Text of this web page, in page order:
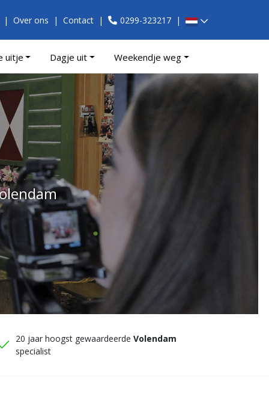
Over ons Contact 0299-323217
uitje Dagje uit Weekendje weg
20 jaar hoogst gewaardeerdeVolendam
specialist